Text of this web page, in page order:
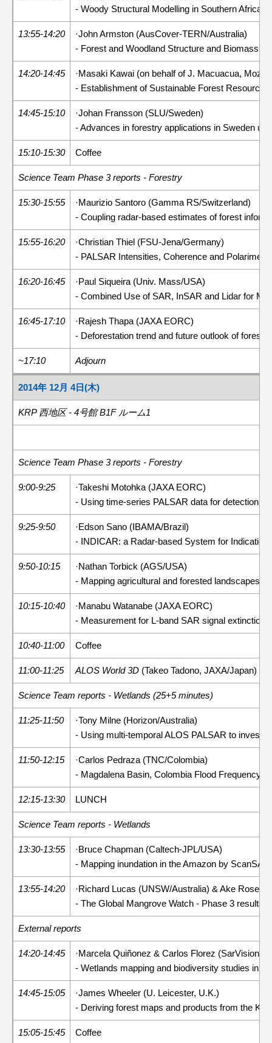
- Woody Structural Modelling in Southern
13:55-14:20
·John Armston (AusCover-TERN/Australia)
- Forest and Woodland Structure and Biomass
14:20-14:45
·Masaki Kawai (on behalf of J. Macuacua,
- Establishment of Sustainable Forest Resource
14:45-15:10
·Johan Fransson (SLU/Sweden)
- Advances in forestry applications in Sweden
15:10-15:30 Coffee
Science Team Phase 3 reports - Forestry
15:30-15:55
·Maurizio Santoro (Gamma RS/Switzerland)
- Coupling radar-based estimates of forest
15:55-16:20
·Christian Thiel (FSU-Jena/Germany)
- PALSAR Intensities, Coherence and
16:20-16:45
·Paul Siqueira (Univ. Mass/USA)
- Combined Use of SAR, InSAR and Lidar for
16:45-17:10
·Rajesh Thapa (JAXA EORC)
- Deforestation trend and future outlook of forest
~17:10 Adjourn
2014年 12月 4日(木)
KRP 西地区 - 4号館 B1F ルーム1
Science Team Phase 3 reports - Forestry
9:00-9:25
·Takeshi Motohka (JAXA EORC)
- Using time-series PALSAR data for detection
9:25-9:50
·Edson Sano (IBAMA/Brazil)
- INDICAR: a Radar-based System for Indication
9:50-10:15
·Nathan Torbick (AGS/USA)
- Mapping agricultural and forested landscapes
10:15-10:40
·Manabu Watanabe (JAXA EORC)
- Measurement for L-band SAR signal extinction
10:40-11:00 Coffee
11:00-11:25 ALOS World 3D (Takeo Tadono, JAXA/Japan)
Science Team reports - Wetlands (25+5 minutes)
11:25-11:50
·Tony Milne (Horizon/Australia)
- Using multi-temporal ALOS PALSAR to
11:50-12:15
·Carlos Pedraza (TNC/Colombia)
- Magdalena Basin, Colombia Flood Frequency
12:15-13:30 LUNCH
Science Team reports - Wetlands
13:30-13:55
·Bruce Chapman (Caltech-JPL/USA)
- Mapping inundation in the Amazon by
13:55-14:20
·Richard Lucas (UNSW/Australia) & Ake
- The Global Mangrove Watch - Phase 3 results
External reports
14:20-14:45
·Marcela Quiñonez & Carlos Florez (SarVision/
- Wetlands mapping and biodiversity studies in
14:45-15:05
·James Wheeler (U. Leicester, U.K.)
- Deriving forest maps and products from the
15:05-15:45 Coffee